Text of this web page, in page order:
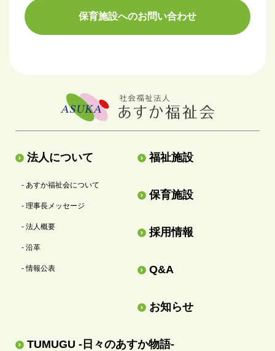
保育施設へのお問い合わせ
法人について
- あすか福祉会について
- 理事長メッセージ
- 法人概要
- 沿革
- 情報公表
福祉施設
保育施設
採用情報
Q&A
お知らせ
TUMUGU -日々のあすか物語-